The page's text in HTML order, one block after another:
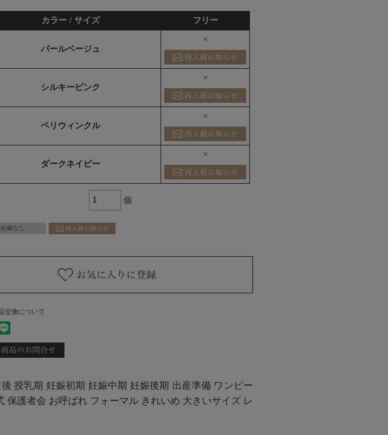
カラー / サイズ フリー
パールベージュ
×
シルキーピンク
×
ペリウィンクル
×
ダークネイビー
×
個
交換について
授乳期 妊娠初期 妊娠中期 妊娠後期 出産準備 ワンピー
護者会 お呼ばれ フォーマル きれいめ 大きいサイズ レ